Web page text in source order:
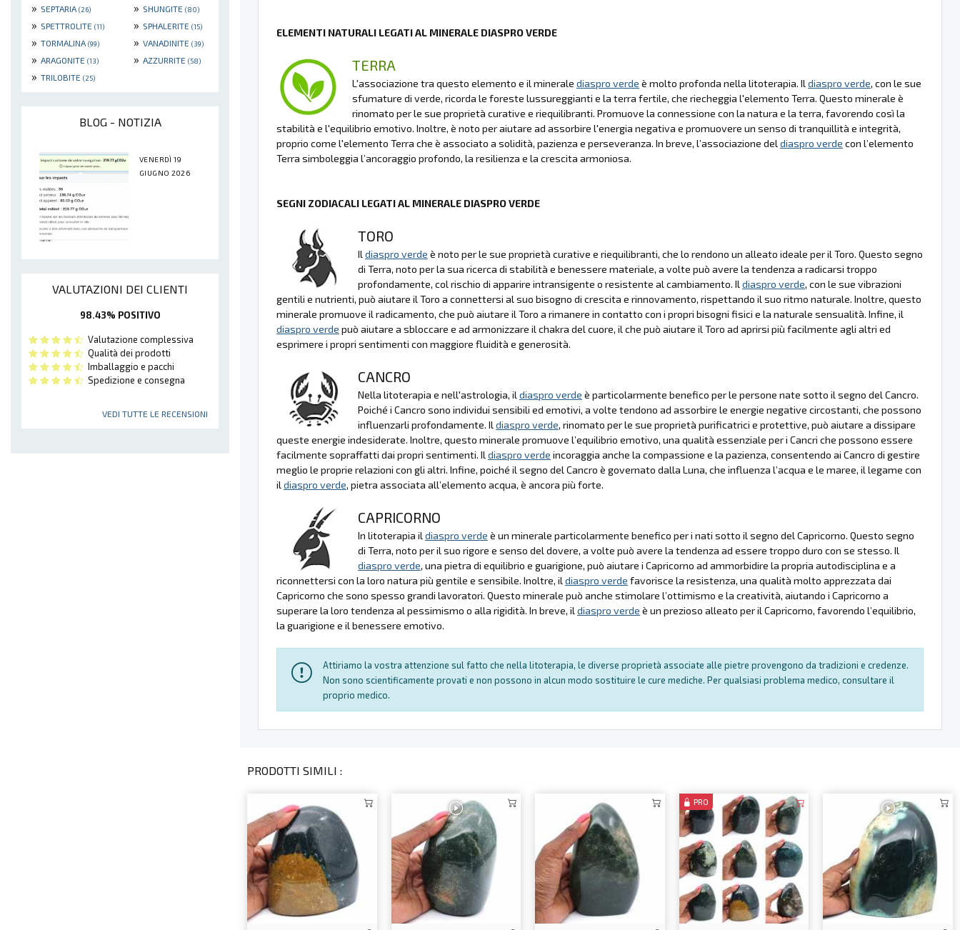
» SEPTARIA (26) » SHUNGITE (80)
» SPETTROLITE (11) » SPHALERITE (15)
» TORMALINA (99) » VANADINITE (39)
» ARAGONITE (13) » AZZURRITE (58)
» TRILOBITE (25)
BLOG - NOTIZIA
VENERDÌ 19
GIUGNO 2026
VALUTAZIONI DEI CLIENTI
98.43% POSITIVO
Valutazione complessiva
Qualità dei prodotti
Imballaggio e pacchi
Spedizione e consegna
VEDI TUTTE LE RECENSIONI
ELEMENTI NATURALI LEGATI AL MINERALE DIASPRO VERDE
TERRA
L'associazione tra questo elemento e il minerale diaspro verde è molto profonda nella litoterapia. Ildiaspro verde, con le sue
sfumature di verde, ricorda le foreste lussureggianti e la terra fertile, che riecheggia l'elemento Terra. Questo minerale è
rinomato per le sue proprietà curative e riequilibranti. Promuove la connessione con la natura e la terra, favorendo così la
stabilità e l'equilibrio emotivo. Inoltre, è noto per aiutare ad assorbire l'energia negativa e promuovere un senso di tranquillità e integrità,
proprio come l'elemento Terra che è associato a solidità, pazienza e perseveranza. In breve, l’associazione deldiaspro verde con l’elemento
Terra simboleggia l’ancoraggio profondo, la resilienza e la crescita armoniosa.
SEGNI ZODIACALI LEGATI AL MINERALE DIASPRO VERDE
TORO
Ildiaspro verde è noto per le sue proprietà curative e riequilibranti, che lo rendono un alleato ideale per il Toro. Questo segno
di Terra, noto per la sua ricerca di stabilità e benessere materiale, a volte può avere la tendenza a radicarsi troppo
profondamente, col rischio di apparire intransigente o resistente al cambiamento. Ildiaspro verde, con le sue vibrazioni
gentili e nutrienti, può aiutare il Toro a connettersi al suo bisogno di crescita e rinnovamento, rispettando il suo ritmo naturale. Inoltre, questo
minerale promuove il radicamento, che può aiutare il Toro a rimanere in contatto con i propri bisogni fisici e la naturale sensualità. Infine, il
diaspro verde può aiutare a sbloccare e ad armonizzare il chakra del cuore, il che può aiutare il Toro ad aprirsi più facilmente agli altri ed
esprimere i propri sentimenti con maggiore fluidità e generosità.
CANCRO
Nella litoterapia e nell'astrologia, ildiaspro verde è particolarmente benefico per le persone nate sotto il segno del Cancro.
Poiché i Cancro sono individui sensibili ed emotivi, a volte tendono ad assorbire le energie negative circostanti, che possono
influenzarli profondamente. Ildiaspro verde, rinomato per le sue proprietà purificatrici e protettive, può aiutare a dissipare
queste energie indesiderate. Inoltre, questo minerale promuove l’equilibrio emotivo, una qualità essenziale per i Cancri che possono essere
facilmente sopraffatti dai propri sentimenti. Ildiaspro verde incoraggia anche la compassione e la pazienza, consentendo ai Cancro di gestire
meglio le proprie relazioni con gli altri. Infine, poiché il segno del Cancro è governato dalla Luna, che influenza l’acqua e le maree, il legame con
ildiaspro verde, pietra associata all’elemento acqua, è ancora più forte.
CAPRICORNO
In litoterapia ildiaspro verde è un minerale particolarmente benefico per i nati sotto il segno del Capricorno. Questo segno
di Terra, noto per il suo rigore e senso del dovere, a volte può avere la tendenza ad essere troppo duro con se stesso. Il
diaspro verde, una pietra di equilibrio e guarigione, può aiutare i Capricorno ad ammorbidire la propria autodisciplina e a
riconnettersi con la loro natura più gentile e sensibile. Inoltre, ildiaspro verde favorisce la resistenza, una qualità molto apprezzata dai
Capricorno che sono spesso grandi lavoratori. Questo minerale può anche stimolare l’ottimismo e la creatività, aiutando i Capricorno a
superare la loro tendenza al pessimismo o alla rigidità. In breve, ildiaspro verde è un prezioso alleato per il Capricorno, favorendo l’equilibrio,
la guarigione e il benessere emotivo.
Attiriamo la vostra attenzione sul fatto che nella litoterapia, le diverse proprietà associate alle pietre provengono da tradizioni e credenze.
Non sono scientificamente provati e non possono in alcun modo sostituire le cure mediche. Per qualsiasi problema medico, consultare il
proprio medico.
PRODOTTI SIMILI :
PRO